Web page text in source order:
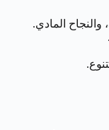
المادي.